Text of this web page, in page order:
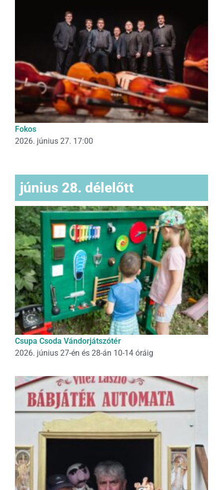
Fokos
2026. június 27. 17:00
június 28. délelőtt
Csupa Csoda Vándorjátszótér
2026. június 27-én és 28-án 10-14 óráig